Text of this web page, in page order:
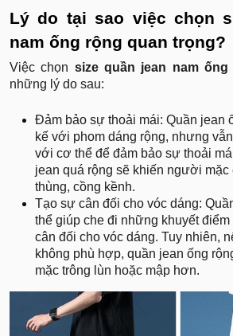
Lý do tại sao việc chọn
nam ống rộng quan trọng?
Việc chọn size quần jean nam ống
những lý do sau:
Đảm bảo sự thoải mái: Quần jean
kế với phom dáng rộng, nhưng
với cơ thể để đảm bảo sự thoải
jean quá rộng sẽ khiến người mặc
thùng, cồng kềnh.
Tạo sự cân đối cho vóc dáng:
thể giúp che đi những khuyết
cân đối cho vóc dáng. Tuy nhiên,
không phù hợp, quần jean ống
mặc trông lùn hoặc mập hơn.